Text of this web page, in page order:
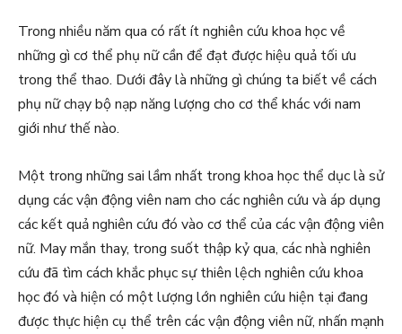
Trong nhiều năm qua có rất ít nghiên cứu khoa học về
những gì cơ thể phụ nữ cần để đạt được hiệu quả tối ưu
trong thể thao. Dưới đây là những gì chúng ta biết về cách
phụ nữ chạy bộ nạp năng lượng cho cơ thể khác với nam
giới như thế nào.
Một trong những sai lầm nhất trong khoa học thể dục là sử
dụng các vận động viên nam cho các nghiên cứu và áp dụng
các kết quả nghiên cứu đó vào cơ thể của các vận động viên
nữ. May mắn thay, trong suốt thập kỷ qua, các nhà nghiên
cứu đã tìm cách khắc phục sự thiên lệch nghiên cứu khoa
học đó và hiện có một lượng lớn nghiên cứu hiện tại đang
được thực hiện cụ thể trên các vận động viên nữ, nhấn mạnh